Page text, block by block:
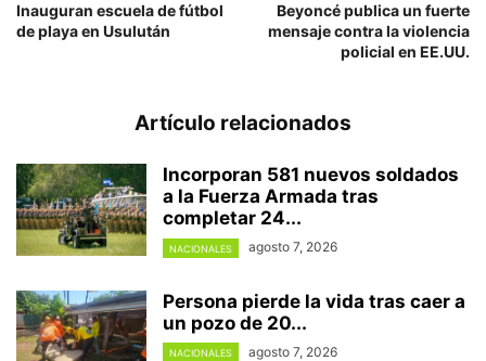
Inauguran escuela de fútbol
de playa en Usulután
Beyoncé publica un fuerte
mensaje contra la violencia
policial en EE.UU.
Artículo relacionados
Incorporan 581 nuevos soldados
a la Fuerza Armada tras
completar 24...
NACIONALES agosto 7, 2026
Persona pierde la vida tras caer a
un pozo de 20...
NACIONALES agosto 7, 2026